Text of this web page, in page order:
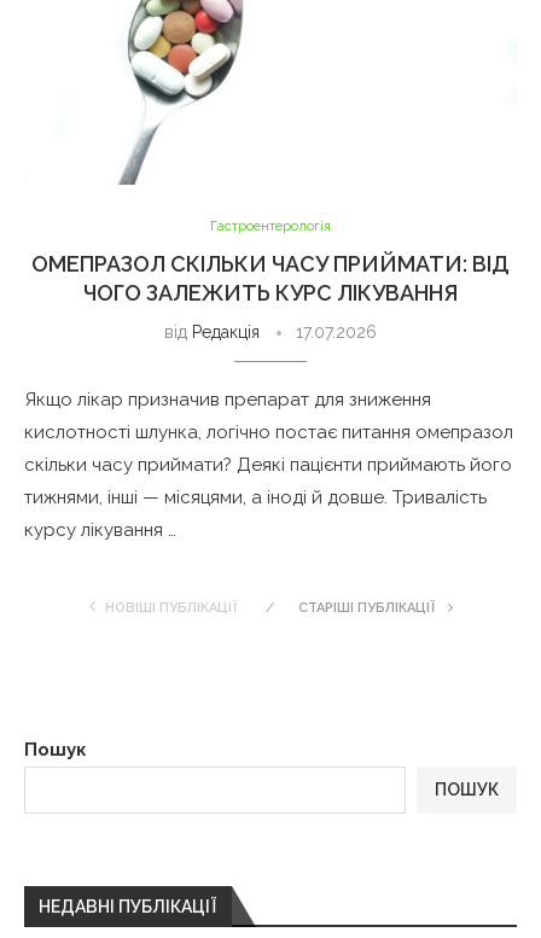
Гастроентерологія
ОМЕПРАЗОЛ СКІЛЬКИ ЧАСУ ПРИЙМАТИ: ВІД
ЧОГО ЗАЛЕЖИТЬ КУРС ЛІКУВАННЯ
від Редакція 17.07.2026
Якщо лікар призначив препарат для зниження
кислотності шлунка, логічно постає питання омепразол
скільки часу приймати? Деякі пацієнти приймають його
тижнями, інші — місяцями, а іноді й довше. Тривалість
курсу лікування …
НОВІШІ ПУБЛІКАЦІЇ СТАРІШІ ПУБЛІКАЦІЇ
Пошук
ПОШУК
НЕДАВНІ ПУБЛІКАЦІЇ